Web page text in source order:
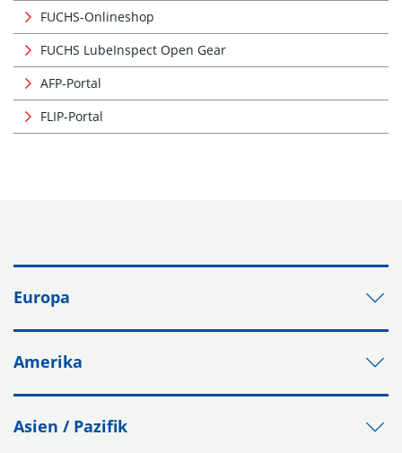
FUCHS-Onlineshop
FUCHS LubeInspect Open Gear
AFP-Portal
FLIP-Portal
Europa
Amerika
Asien / Pazifik